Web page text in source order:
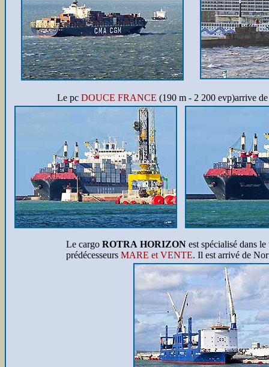
Le pc DOUCE FRANCE (190 m - 2 200 evp)arrive
Le cargo ROTRA HORIZON est spécialisé dans
prédécesseurs MARE et VENTE. Il est arrivé de